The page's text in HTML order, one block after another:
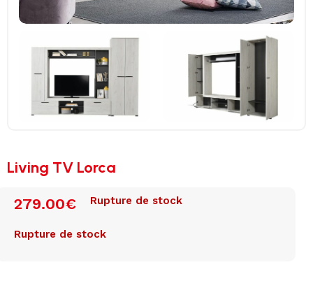
Living TV Lorca
279.00€ Rupture de stock
Rupture de stock